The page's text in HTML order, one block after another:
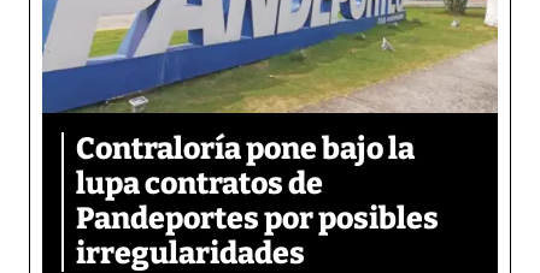
Contraloría pone bajo la
lupa contratos de
Pandeportes por posibles
irregularidades